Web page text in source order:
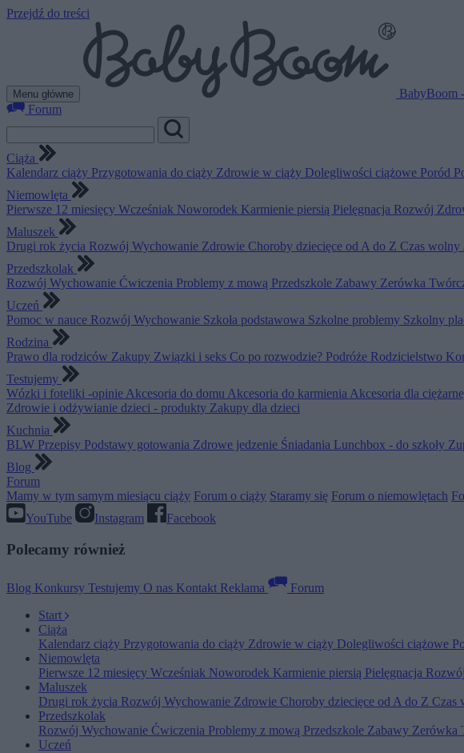
Przejdź do treści
Menu główne
BabyBoom
Forum
Ciąża
Kalendarz ciąży Przygotowania do ciąży Zdrowie w ciąży Dolegliwości ciążowe Poród
Niemowlęta
Pierwsze 12 miesięcy Wcześniak Noworodek Karmienie piersią Pielęgnacja Rozwój
Maluszek
Drugi rok życia Rozwój Wychowanie Zdrowie Choroby dziecięce od A do Z Czas wolny
Przedszkolak
Rozwój Wychowanie Ćwiczenia Problemy z mową Przedszkole Zabawy Zerówka
Uczeń
Pomoc w nauce Rozwój Wychowanie Szkoła podstawowa Szkolne problemy Szkolny
Rodzina
Prawo dla rodziców Zakupy Związki i seks Co po rozwodzie? Podróże Rodzicielstwo
Testujemy
Wózki i foteliki -opinie Akcesoria do domu Akcesoria do karmienia Akcesoria dla
Zdrowie i odżywianie dzieci - produkty Zakupy dla dzieci
Kuchnia
BLW Przepisy Podstawy gotowania Zdrowe jedzenie Śniadania Lunchbox - do szkoły
Blog
Forum
Mamy w tym samym miesiącu ciąży Forum o ciąży Staramy się Forum o niemowlętach
YouTube
Instagram Facebook
Polecamy również
Blog Konkursy Testujemy O nas Kontakt Reklama
Forum
Start
Ciąża
Kalendarz ciąży Przygotowania do ciąży Zdrowie w ciąży Dolegliwości ciążowe
Niemowlęta
Pierwsze 12 miesięcy Wcześniak Noworodek Karmienie piersią Pielęgnacja Rozwój
Maluszek
Drugi rok życia Rozwój Wychowanie Zdrowie Choroby dziecięce od A do Z Czas
Przedszkolak
Rozwój Wychowanie Ćwiczenia Problemy z mową Przedszkole Zabawy Zerówka
Uczeń